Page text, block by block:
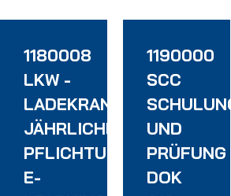
1180008
LKW -
LADEKRAN
JÄHRLICHE
PFLICHTUNTERWEISUNG
E-
1190000
SCC
SCHULUNG
UND
PRÜFUNG
DOK